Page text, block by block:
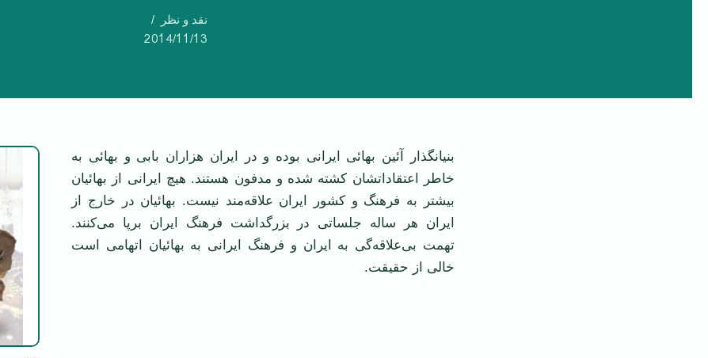
نقد و نظر
2014/11/13
‌بنیانگذار آئین بهائی ایرانی بوده و در ایران هزاران بابی و بهائی به
خاطر اعتقاداتشان کشته شده و مدفون هستند. هیچ ایرانی از بهائیان
بیشتر به فرهنگ و کشور ایران علاقه‌مند نیست. بهائیان در خارج از
ایران هر ساله جلساتی در بزرگداشت فرهنگ ایران برپا می‌کنند.
تهمت بی‌علاقه‌گی به ایران و فرهنگ ایرانی به بهائیان اتهامی است
خالی از حقیقت.